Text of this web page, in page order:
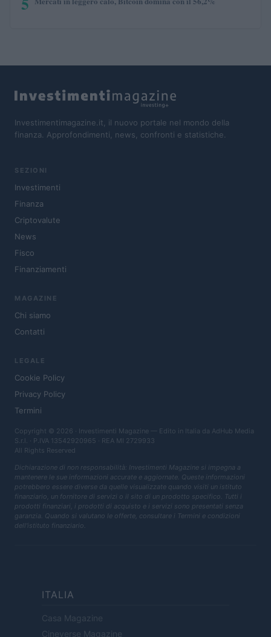
Investimentimagazine.it, il nuovo portale nel mondo della
finanza. Approfondimenti, news, confronti e statistiche.
SEZIONI
Investimenti
Finanza
Criptovalute
News
Fisco
Finanziamenti
MAGAZINE
Chi siamo
Contatti
LEGALE
Cookie Policy
Privacy Policy
Termini
Copyright © 2026 · Investimenti Magazine — Edito in Italia da AdHub Media
S.r.l. · P.IVA 13542920965 · REA MI 2729933
All Rights Reserved
Dichiarazione di non responsabilità: Investimenti Magazine si impegna a
mantenere le sue informazioni accurate e aggiornate. Queste informazioni
potrebbero essere diverse da quelle visualizzate quando visiti un istituto
finanziario, un fornitore di servizi o il sito di un prodotto specifico. Tutti i
prodotti finanziari, i prodotti di acquisto e i servizi sono presentati senza
garanzia. Quando si valutano le offerte, consultare i Termini e condizioni
dell'istituto finanziario.
ITALIA
Casa Magazine
Cineverse Magazine